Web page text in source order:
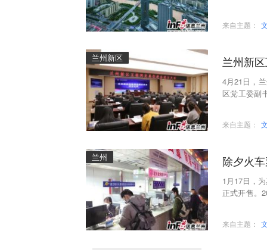
来自主题：
兰州新区 兰州新
4月21日，
区党工委副
来自主题：
兰州 除夕火
1月17日，
正式开售。
来自主题：